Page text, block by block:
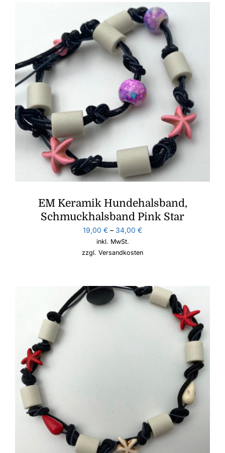
EM Keramik Hundehalsband,
Schmuckhalsband Pink Star
19,00 € – 34,00 €
inkl. MwSt.
zzgl. Versandkosten